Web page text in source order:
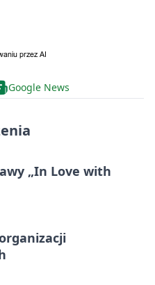
Google News
„In Love with